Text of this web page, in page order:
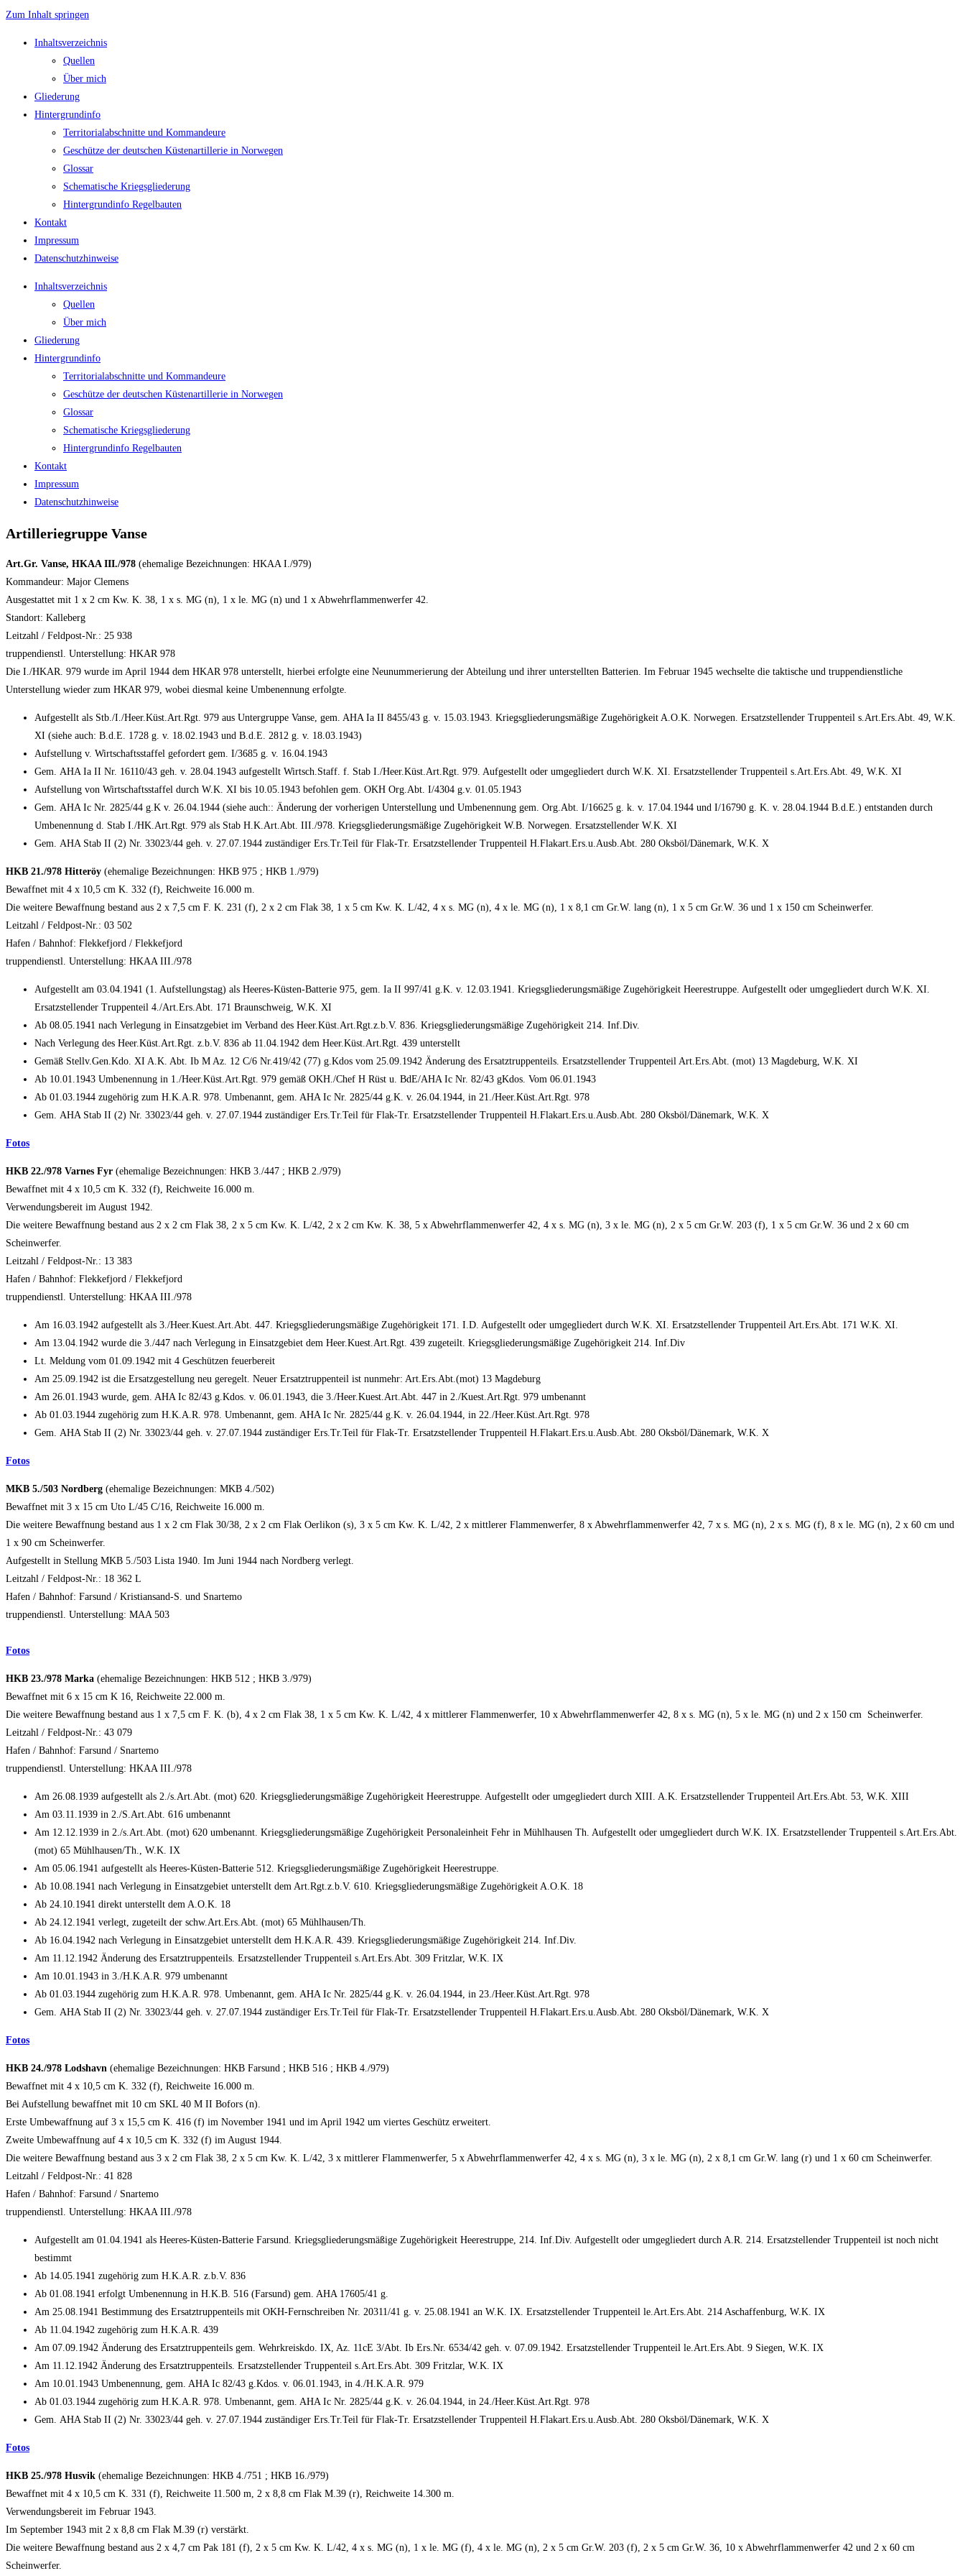
Zum Inhalt springen
Inhaltsverzeichnis
Quellen
Über mich
Gliederung
Hintergrundinfo
Territorialabschnitte und Kommandeure
Geschütze der deutschen Küstenartillerie in Norwegen
Glossar
Schematische Kriegsgliederung
Hintergrundinfo Regelbauten
Kontakt
Impressum
Datenschutzhinweise
Inhaltsverzeichnis
Quellen
Über mich
Gliederung
Hintergrundinfo
Territorialabschnitte und Kommandeure
Geschütze der deutschen Küstenartillerie in Norwegen
Glossar
Schematische Kriegsgliederung
Hintergrundinfo Regelbauten
Kontakt
Impressum
Datenschutzhinweise
Artilleriegruppe Vanse
Art.Gr. Vanse, HKAA III./978 (ehemalige Bezeichnungen: HKAA I./979)
Kommandeur: Major Clemens
Ausgestattet mit 1 x 2 cm Kw. K. 38, 1 x s. MG (n), 1 x le. MG (n) und 1 x Abwehrflammenwerfer 42.
Standort: Kalleberg
Leitzahl / Feldpost-Nr.: 25 938
truppendienstl. Unterstellung: HKAR 978
Die I./HKAR. 979 wurde im April 1944 dem HKAR 978 unterstellt, hierbei erfolgte eine Neunummerierung der Abteilung und ihrer unterstellten Batterien. Im Februar 1945 wechselte die taktische und truppendienstliche
Unterstellung wieder zum HKAR 979, wobei diesmal keine Umbenennung erfolgte.
Aufgestellt als Stb./I./Heer.Küst.Art.Rgt. 979 aus Untergruppe Vanse, gem. AHA Ia II 8455/43 g. v. 15.03.1943. Kriegsgliederungsmäßige Zugehörigkeit A.O.K. Norwegen. Ersatzstellender Truppenteil s.Art.Ers.Abt. 49, W.K.
XI (siehe auch: B.d.E. 1728 g. v. 18.02.1943 und B.d.E. 2812 g. v. 18.03.1943)
Aufstellung v. Wirtschaftsstaffel gefordert gem. I/3685 g. v. 16.04.1943
Gem. AHA Ia II Nr. 16110/43 geh. v. 28.04.1943 aufgestellt Wirtsch.Staff. f. Stab I./Heer.Küst.Art.Rgt. 979. Aufgestellt oder umgegliedert durch W.K. XI. Ersatzstellender Truppenteil s.Art.Ers.Abt. 49, W.K. XI
Aufstellung von Wirtschaftsstaffel durch W.K. XI bis 10.05.1943 befohlen gem. OKH Org.Abt. I/4304 g.v. 01.05.1943
Gem. AHA Ic Nr. 2825/44 g.K v. 26.04.1944 (siehe auch:: Änderung der vorherigen Unterstellung und Umbenennung gem. Org.Abt. I/16625 g. k. v. 17.04.1944 und I/16790 g. K. v. 28.04.1944 B.d.E.) entstanden durch
Umbenennung d. Stab I./HK.Art.Rgt. 979 als Stab H.K.Art.Abt. III./978. Kriegsgliederungsmäßige Zugehörigkeit W.B. Norwegen. Ersatzstellender W.K. XI
Gem. AHA Stab II (2) Nr. 33023/44 geh. v. 27.07.1944 zuständiger Ers.Tr.Teil für Flak-Tr. Ersatzstellender Truppenteil H.Flakart.Ers.u.Ausb.Abt. 280 Oksböl/Dänemark, W.K. X
HKB 21./978 Hitteröy (ehemalige Bezeichnungen: HKB 975 ; HKB 1./979)
Bewaffnet mit 4 x 10,5 cm K. 332 (f), Reichweite 16.000 m.
Die weitere Bewaffnung bestand aus 2 x 7,5 cm F. K. 231 (f), 2 x 2 cm Flak 38, 1 x 5 cm Kw. K. L/42, 4 x s. MG (n), 4 x le. MG (n), 1 x 8,1 cm Gr.W. lang (n), 1 x 5 cm Gr.W. 36 und 1 x 150 cm Scheinwerfer.
Leitzahl / Feldpost-Nr.: 03 502
Hafen / Bahnhof: Flekkefjord / Flekkefjord
truppendienstl. Unterstellung: HKAA III./978
Aufgestellt am 03.04.1941 (1. Aufstellungstag) als Heeres-Küsten-Batterie 975, gem. Ia II 997/41 g.K. v. 12.03.1941. Kriegsgliederungsmäßige Zugehörigkeit Heerestruppe. Aufgestellt oder umgegliedert durch W.K. XI.
Ersatzstellender Truppenteil 4./Art.Ers.Abt. 171 Braunschweig, W.K. XI
Ab 08.05.1941 nach Verlegung in Einsatzgebiet im Verband des Heer.Küst.Art.Rgt.z.b.V. 836. Kriegsgliederungsmäßige Zugehörigkeit 214. Inf.Div.
Nach Verlegung des Heer.Küst.Art.Rgt. z.b.V. 836 ab 11.04.1942 dem Heer.Küst.Art.Rgt. 439 unterstellt
Gemäß Stellv.Gen.Kdo. XI A.K. Abt. Ib M Az. 12 C/6 Nr.419/42 (77) g.Kdos vom 25.09.1942 Änderung des Ersatztruppenteils. Ersatzstellender Truppenteil Art.Ers.Abt. (mot) 13 Magdeburg, W.K. XI
Ab 10.01.1943 Umbenennung in 1./Heer.Küst.Art.Rgt. 979 gemäß OKH./Chef H Rüst u. BdE/AHA Ic Nr. 82/43 gKdos. Vom 06.01.1943
Ab 01.03.1944 zugehörig zum H.K.A.R. 978. Umbenannt, gem. AHA Ic Nr. 2825/44 g.K. v. 26.04.1944, in 21./Heer.Küst.Art.Rgt. 978
Gem. AHA Stab II (2) Nr. 33023/44 geh. v. 27.07.1944 zuständiger Ers.Tr.Teil für Flak-Tr. Ersatzstellender Truppenteil H.Flakart.Ers.u.Ausb.Abt. 280 Oksböl/Dänemark, W.K. X
Fotos
HKB 22./978 Varnes Fyr (ehemalige Bezeichnungen: HKB 3./447 ; HKB 2./979)
Bewaffnet mit 4 x 10,5 cm K. 332 (f), Reichweite 16.000 m.
Verwendungsbereit im August 1942.
Die weitere Bewaffnung bestand aus 2 x 2 cm Flak 38, 2 x 5 cm Kw. K. L/42, 2 x 2 cm Kw. K. 38, 5 x Abwehrflammenwerfer 42, 4 x s. MG (n), 3 x le. MG (n), 2 x 5 cm Gr.W. 203 (f), 1 x 5 cm Gr.W. 36 und 2 x 60 cm
Scheinwerfer.
Leitzahl / Feldpost-Nr.: 13 383
Hafen / Bahnhof: Flekkefjord / Flekkefjord
truppendienstl. Unterstellung: HKAA III./978
Am 16.03.1942 aufgestellt als 3./Heer.Kuest.Art.Abt. 447. Kriegsgliederungsmäßige Zugehörigkeit 171. I.D. Aufgestellt oder umgegliedert durch W.K. XI. Ersatzstellender Truppenteil Art.Ers.Abt. 171 W.K. XI.
Am 13.04.1942 wurde die 3./447 nach Verlegung in Einsatzgebiet dem Heer.Kuest.Art.Rgt. 439 zugeteilt. Kriegsgliederungsmäßige Zugehörigkeit 214. Inf.Div
Lt. Meldung vom 01.09.1942 mit 4 Geschützen feuerbereit
Am 25.09.1942 ist die Ersatzgestellung neu geregelt. Neuer Ersatztruppenteil ist nunmehr: Art.Ers.Abt.(mot) 13 Magdeburg
Am 26.01.1943 wurde, gem. AHA Ic 82/43 g.Kdos. v. 06.01.1943, die 3./Heer.Kuest.Art.Abt. 447 in 2./Kuest.Art.Rgt. 979 umbenannt
Ab 01.03.1944 zugehörig zum H.K.A.R. 978. Umbenannt, gem. AHA Ic Nr. 2825/44 g.K. v. 26.04.1944, in 22./Heer.Küst.Art.Rgt. 978
Gem. AHA Stab II (2) Nr. 33023/44 geh. v. 27.07.1944 zuständiger Ers.Tr.Teil für Flak-Tr. Ersatzstellender Truppenteil H.Flakart.Ers.u.Ausb.Abt. 280 Oksböl/Dänemark, W.K. X
Fotos
MKB 5./503 Nordberg (ehemalige Bezeichnungen: MKB 4./502)
Bewaffnet mit 3 x 15 cm Uto L/45 C/16, Reichweite 16.000 m.
Die weitere Bewaffnung bestand aus 1 x 2 cm Flak 30/38, 2 x 2 cm Flak Oerlikon (s), 3 x 5 cm Kw. K. L/42, 2 x mittlerer Flammenwerfer, 8 x Abwehrflammenwerfer 42, 7 x s. MG (n), 2 x s. MG (f), 8 x le. MG (n), 2 x 60 cm und
1 x 90 cm Scheinwerfer.
Aufgestellt in Stellung MKB 5./503 Lista 1940. Im Juni 1944 nach Nordberg verlegt.
Leitzahl / Feldpost-Nr.: 18 362 L
Hafen / Bahnhof: Farsund / Kristiansand-S. und Snartemo
truppendienstl. Unterstellung: MAA 503
Fotos
HKB 23./978 Marka (ehemalige Bezeichnungen: HKB 512 ; HKB 3./979)
Bewaffnet mit 6 x 15 cm K 16, Reichweite 22.000 m.
Die weitere Bewaffnung bestand aus 1 x 7,5 cm F. K. (b), 4 x 2 cm Flak 38, 1 x 5 cm Kw. K. L/42, 4 x mittlerer Flammenwerfer, 10 x Abwehrflammenwerfer 42, 8 x s. MG (n), 5 x le. MG (n) und 2 x 150 cm Scheinwerfer.
Leitzahl / Feldpost-Nr.: 43 079
Hafen / Bahnhof: Farsund / Snartemo
truppendienstl. Unterstellung: HKAA III./978
Am 26.08.1939 aufgestellt als 2./s.Art.Abt. (mot) 620. Kriegsgliederungsmäßige Zugehörigkeit Heerestruppe. Aufgestellt oder umgegliedert durch XIII. A.K. Ersatzstellender Truppenteil Art.Ers.Abt. 53, W.K. XIII
Am 03.11.1939 in 2./S.Art.Abt. 616 umbenannt
Am 12.12.1939 in 2./s.Art.Abt. (mot) 620 umbenannt. Kriegsgliederungsmäßige Zugehörigkeit Personaleinheit Fehr in Mühlhausen Th. Aufgestellt oder umgegliedert durch W.K. IX. Ersatzstellender Truppenteil s.Art.Ers.Abt.
(mot) 65 Mühlhausen/Th., W.K. IX
Am 05.06.1941 aufgestellt als Heeres-Küsten-Batterie 512. Kriegsgliederungsmäßige Zugehörigkeit Heerestruppe.
Ab 10.08.1941 nach Verlegung in Einsatzgebiet unterstellt dem Art.Rgt.z.b.V. 610. Kriegsgliederungsmäßige Zugehörigkeit A.O.K. 18
Ab 24.10.1941 direkt unterstellt dem A.O.K. 18
Ab 24.12.1941 verlegt, zugeteilt der schw.Art.Ers.Abt. (mot) 65 Mühlhausen/Th.
Ab 16.04.1942 nach Verlegung in Einsatzgebiet unterstellt dem H.K.A.R. 439. Kriegsgliederungsmäßige Zugehörigkeit 214. Inf.Div.
Am 11.12.1942 Änderung des Ersatztruppenteils. Ersatzstellender Truppenteil s.Art.Ers.Abt. 309 Fritzlar, W.K. IX
Am 10.01.1943 in 3./H.K.A.R. 979 umbenannt
Ab 01.03.1944 zugehörig zum H.K.A.R. 978. Umbenannt, gem. AHA Ic Nr. 2825/44 g.K. v. 26.04.1944, in 23./Heer.Küst.Art.Rgt. 978
Gem. AHA Stab II (2) Nr. 33023/44 geh. v. 27.07.1944 zuständiger Ers.Tr.Teil für Flak-Tr. Ersatzstellender Truppenteil H.Flakart.Ers.u.Ausb.Abt. 280 Oksböl/Dänemark, W.K. X
Fotos
HKB 24./978 Lodshavn (ehemalige Bezeichnungen: HKB Farsund ; HKB 516 ; HKB 4./979)
Bewaffnet mit 4 x 10,5 cm K. 332 (f), Reichweite 16.000 m.
Bei Aufstellung bewaffnet mit 10 cm SKL 40 M II Bofors (n).
Erste Umbewaffnung auf 3 x 15,5 cm K. 416 (f) im November 1941 und im April 1942 um viertes Geschütz erweitert.
Zweite Umbewaffnung auf 4 x 10,5 cm K. 332 (f) im August 1944.
Die weitere Bewaffnung bestand aus 3 x 2 cm Flak 38, 2 x 5 cm Kw. K. L/42, 3 x mittlerer Flammenwerfer, 5 x Abwehrflammenwerfer 42, 4 x s. MG (n), 3 x le. MG (n), 2 x 8,1 cm Gr.W. lang (r) und 1 x 60 cm Scheinwerfer.
Leitzahl / Feldpost-Nr.: 41 828
Hafen / Bahnhof: Farsund / Snartemo
truppendienstl. Unterstellung: HKAA III./978
Aufgestellt am 01.04.1941 als Heeres-Küsten-Batterie Farsund. Kriegsgliederungsmäßige Zugehörigkeit Heerestruppe, 214. Inf.Div. Aufgestellt oder umgegliedert durch A.R. 214. Ersatzstellender Truppenteil ist noch nicht
bestimmt
Ab 14.05.1941 zugehörig zum H.K.A.R. z.b.V. 836
Ab 01.08.1941 erfolgt Umbenennung in H.K.B. 516 (Farsund) gem. AHA 17605/41 g.
Am 25.08.1941 Bestimmung des Ersatztruppenteils mit OKH-Fernschreiben Nr. 20311/41 g. v. 25.08.1941 an W.K. IX. Ersatzstellender Truppenteil le.Art.Ers.Abt. 214 Aschaffenburg, W.K. IX
Ab 11.04.1942 zugehörig zum H.K.A.R. 439
Am 07.09.1942 Änderung des Ersatztruppenteils gem. Wehrkreiskdo. IX, Az. 11cE 3/Abt. Ib Ers.Nr. 6534/42 geh. v. 07.09.1942. Ersatzstellender Truppenteil le.Art.Ers.Abt. 9 Siegen, W.K. IX
Am 11.12.1942 Änderung des Ersatztruppenteils. Ersatzstellender Truppenteil s.Art.Ers.Abt. 309 Fritzlar, W.K. IX
Am 10.01.1943 Umbenennung, gem. AHA Ic 82/43 g.Kdos. v. 06.01.1943, in 4./H.K.A.R. 979
Ab 01.03.1944 zugehörig zum H.K.A.R. 978. Umbenannt, gem. AHA Ic Nr. 2825/44 g.K. v. 26.04.1944, in 24./Heer.Küst.Art.Rgt. 978
Gem. AHA Stab II (2) Nr. 33023/44 geh. v. 27.07.1944 zuständiger Ers.Tr.Teil für Flak-Tr. Ersatzstellender Truppenteil H.Flakart.Ers.u.Ausb.Abt. 280 Oksböl/Dänemark, W.K. X
Fotos
HKB 25./978 Husvik (ehemalige Bezeichnungen: HKB 4./751 ; HKB 16./979)
Bewaffnet mit 4 x 10,5 cm K. 331 (f), Reichweite 11.500 m, 2 x 8,8 cm Flak M.39 (r), Reichweite 14.300 m.
Verwendungsbereit im Februar 1943.
Im September 1943 mit 2 x 8,8 cm Flak M.39 (r) verstärkt.
Die weitere Bewaffnung bestand aus 2 x 4,7 cm Pak 181 (f), 2 x 5 cm Kw. K. L/42, 4 x s. MG (n), 1 x le. MG (f), 4 x le. MG (n), 2 x 5 cm Gr.W. 203 (f), 2 x 5 cm Gr.W. 36, 10 x Abwehrflammenwerfer 42 und 2 x 60 cm
Scheinwerfer.